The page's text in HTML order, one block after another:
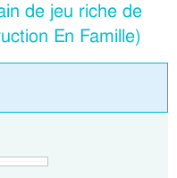
de jeu riche de
En Famille)